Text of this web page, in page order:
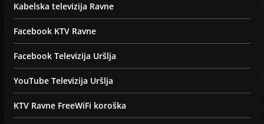
Kabelska televizija Ravne
Facebook KTV Ravne
Facebook Televizija Uršlja
YouTube Televizija Uršlja
KTV Ravne FreeWiFi koroška